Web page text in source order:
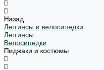
Назад
Леггинсы и велосипедки
Леггинсы
Велосипедки
Пиджаки и костюмы